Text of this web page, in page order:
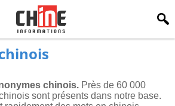
chinois. Près de 60 000
sont présents dans notre base.